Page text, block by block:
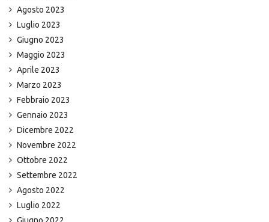
Agosto 2023
Luglio 2023
Giugno 2023
Maggio 2023
Aprile 2023
Marzo 2023
Febbraio 2023
Gennaio 2023
Dicembre 2022
Novembre 2022
Ottobre 2022
Settembre 2022
Agosto 2022
Luglio 2022